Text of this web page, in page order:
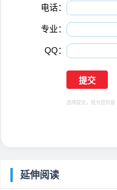
电话：
专业：
QQ：
选择提交，视为您同意
延伸阅读